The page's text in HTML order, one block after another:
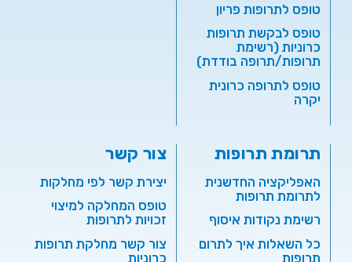
טופס לתרופות פריון
טופס לבקשת תרופות
כרוניות (רשימת
תרופות/תרופה בודדת)
טופס לתרופה כרונית
יקרה
תרומת תרופות
האפליקציה החדשנית
לתרומת תרופות
רשימת נקודות איסוף
כל השאלות איך לתרום
תרופות
צור קשר
יצירת קשר לפי מחלקות
טופס המחלקה למיצוי
זכויות לתרופות
צור קשר מחלקת תרופות
כרוניות